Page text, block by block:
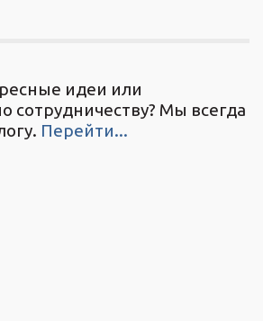
идеи или
сотрудничеству? Мы всегда
Перейти...